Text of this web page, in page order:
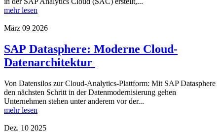
mehr lesen
März 09 2026
SAP Datasphere: Moderne Cloud-
Datenarchitektur
Von Datensilos zur Cloud-Analytics-Plattform: Mit SAP Datasphere
den nächsten Schritt in der Datenmodernisierung gehen
Unternehmen stehen unter anderem vor der...
mehr lesen
Dez. 10 2025